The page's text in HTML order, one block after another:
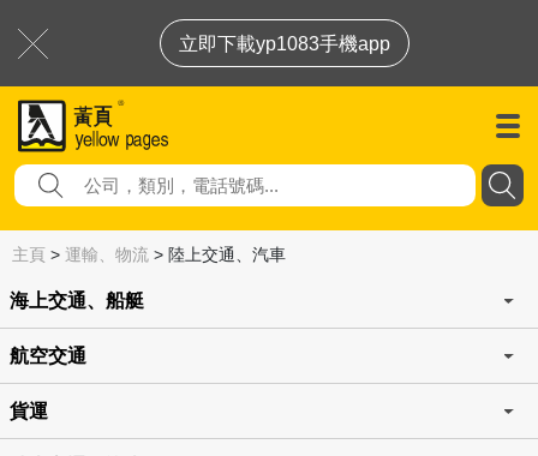
立即下載yp1083手機app
主頁 > 運輸、物流 > 陸上交通、汽車
海上交通、船艇
航空交通
貨運